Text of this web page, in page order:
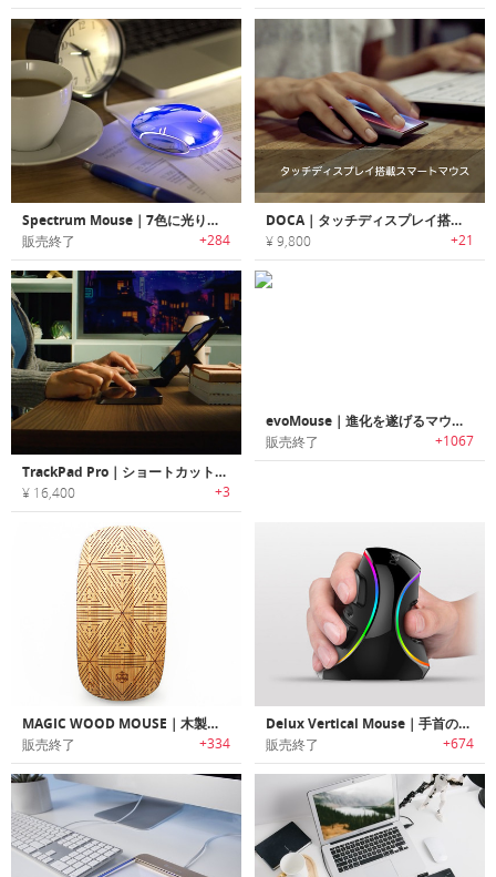
Spectrum Mouse｜7色に光り輝くLEDマウス「スペクトラムマウス」
販売終了 +284
DOCA｜タッチディスプレイ搭載スマートマウス
¥ 9,800 +21
TrackPad Pro｜ショートカットも操作も思いのままに設定できるWindowsトラックパッド
¥ 16,400 +3
evoMouse｜進化を遂げるマウス「エボマウス」
販売終了 +1067
MAGIC WOOD MOUSE｜木製のマウススキン「マジックウッドマウス」
販売終了 +334
Delux Vertical Mouse｜手首の疲れを軽減する新感覚の縦方向型ワイヤレスマウス「デラックスバーティカルマウス」
販売終了 +674